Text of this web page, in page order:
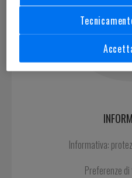
Informativa:
Preferenze